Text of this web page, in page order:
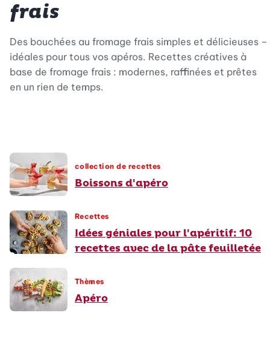
frais
Des bouchées au fromage frais simples et délicieuses –
idéales pour tous vos apéros. Recettes créatives à
base de fromage frais : modernes, raffinées et prêtes
en un rien de temps.
collection de recettes
Boissons d'apéro
Recettes
Idées géniales pour l'apéritif: 10
recettes avec de la pâte feuilletée
Thèmes
Apéro